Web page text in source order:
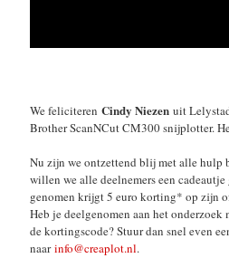
We feliciteren Cindy Niezen uit
Brother ScanNCut CM300 snijplotter.
Nu zijn we ontzettend blij met alle hulp
willen we alle deelnemers een
genomen krijgt 5 euro korting* op zijn
Heb je deelgenomen aan het
de kortingscode? Stuur dan snel even
naar info@creaplot.nl.